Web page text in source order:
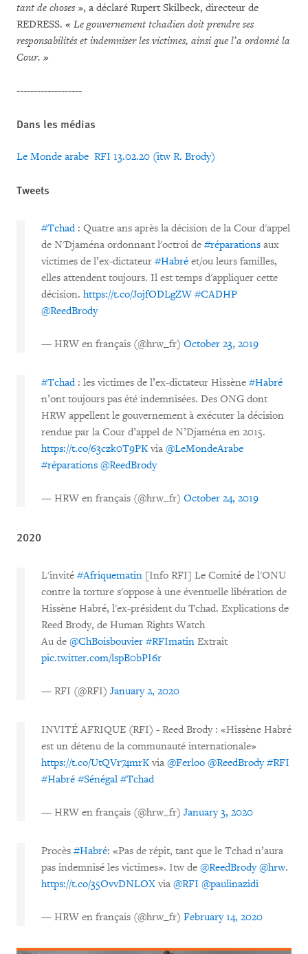
tant de choses», a déclaré Rupert Skilbeck, directeur de
REDRESS. « Le gouvernement tchadien doit prendre ses
responsabilités et indemniser les victimes, ainsi que l’a ordonné la
Cour. »
-------------------
Dans les médias
Le Monde arabe RFI 13.02.20 (itw R. Brody)
Tweets
#Tchad: Quatre ans après la décision de la Cour d'appel
de N'Djaména ordonnant l'octroi de #réparations aux
victimes de l’ex-dictateur #Habré et/ou leurs familles,
elles attendent toujours. Il est temps d'appliquer cette
décision. https://t.co/JojfODLgZW #CADHP
@ReedBrody
— HRW en français (@hrw_fr) October 23, 2019
#Tchad: les victimes de l’ex-dictateur Hissène #Habré
n’ont toujours pas été indemnisées. Des ONG dont
HRW appellent le gouvernement à exécuter la décision
rendue par la Cour d’appel de N’Djaména en 2015.
https://t.co/63czk0T9PK via @LeMondeArabe
#réparations @ReedBrody
— HRW en français (@hrw_fr) October 24, 2019
2020
L'invité #Afriquematin [Info RFI] Le Comité de l'ONU
contre la torture s'oppose à une éventuelle libération de
Hissène Habré, l'ex-président du Tchad. Explications de
Reed Brody, de Human Rights Watch
Au de @ChBoisbouvier #RFImatin Extrait
pic.twitter.com/lspB0bPI6r
— RFI (@RFI) January 2, 2020
INVITÉ AFRIQUE (RFI) - Reed Brody : «Hissène Habré
est un détenu de la communauté internationale»
https://t.co/UtQVr74mrK via @Ferloo @ReedBrody #RFI
#Habré #Sénégal #Tchad
— HRW en français (@hrw_fr) January 3, 2020
Procès #Habré: «Pas de répit, tant que le Tchad n’aura
pas indemnisé les victimes». Itw de @ReedBrody @hrw.
https://t.co/35OvvDNLOX via @RFI @paulinazidi
— HRW en français (@hrw_fr) February 14, 2020